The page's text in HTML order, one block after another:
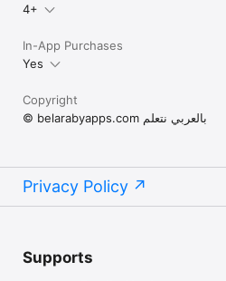
4+
In-App Purchases
Yes
Copyright
© belarabyapps.com بالعربي نتعلم
Privacy Policy
Supports